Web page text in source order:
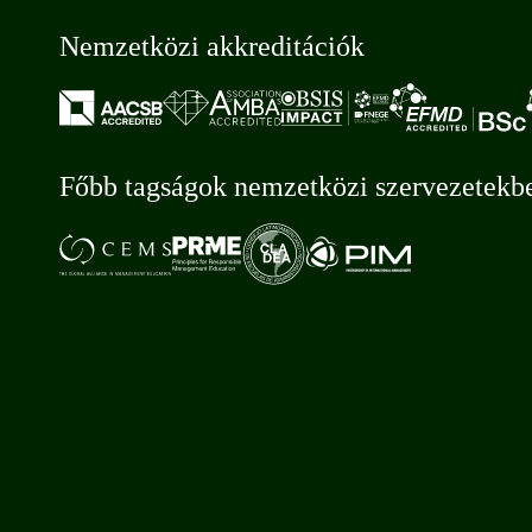
Nemzetközi akkreditációk
Főbb tagságok nemzetközi